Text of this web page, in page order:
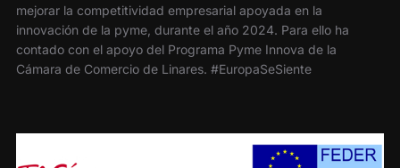
mejorar la competitividad empresarial apoyada en la
innovación de la pyme, durante el año 2024. Para ello ha
contado con el apoyo del Programa Pyme Innova de la
Cámara de Comercio de Linares. #EuropaSeSiente